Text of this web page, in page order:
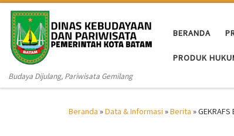
Skip to content
Budaya Dijulang, Pariwisata Gemilang
BERANDA
PRODUK
Beranda »Data & Informasi »Berita »